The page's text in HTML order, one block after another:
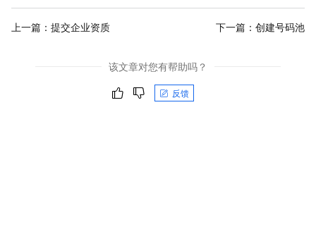
上一篇： 提交企业资质 下一篇： 创建号码池
该文章对您有帮助吗？
反馈